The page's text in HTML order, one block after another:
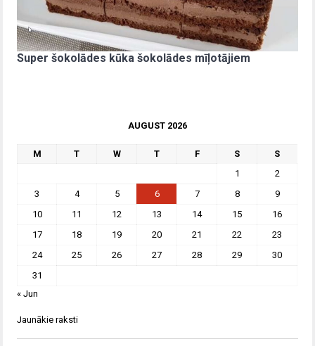
Super šokolādes kūka šokolādes mīļotājiem
AUGUST 2026
M T W T F S
S
1
2
3
4 5 6 7 8
9
10
11 12 13 14 15
16
17
18 19 20 21 22
23
24
25 26 27 28 29
30
31
« Jun
Jaunākie raksti